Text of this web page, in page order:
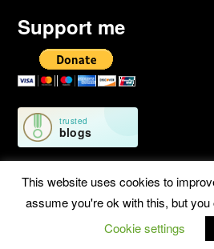
Support me
©2026 Geschichten von unterwegs
This website uses cookies to
assume you're ok with this, but
Cookie settings